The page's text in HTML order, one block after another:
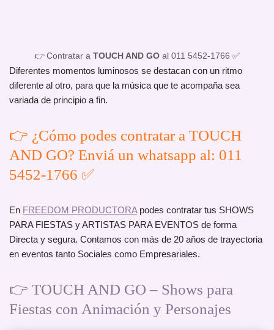
👉 Contratar a TOUCH AND GO al 011 5452-1766 ✅
Diferentes momentos luminosos se destacan con un ritmo
diferente al otro, para que la música que te acompaña sea
variada de principio a fin.
👉 ¿Cómo podes contratar a TOUCH
AND GO? Enviá un whatsapp al: 011
5452-1766 ✅
En FREEDOM PRODUCTORApodes contratar tus SHOWS
PARA FIESTAS y ARTISTAS PARA EVENTOS de forma
Directa y segura. Contamos con más de 20 años de trayectoria
en eventos tanto Sociales como Empresariales.
👉 TOUCH AND GO – Shows para
Fiestas con Animación y Personajes